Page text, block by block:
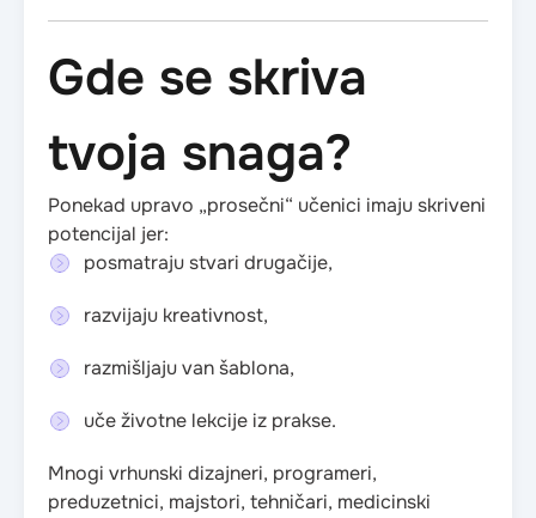
Gde se skriva
tvoja snaga?
Ponekad upravo „prosečni“ učenici imaju skriveni
potencijal jer:
posmatraju stvari drugačije,
razvijaju kreativnost,
razmišljaju van šablona,
uče životne lekcije iz prakse.
Mnogi vrhunski dizajneri, programeri,
preduzetnici, majstori, tehničari, medicinski